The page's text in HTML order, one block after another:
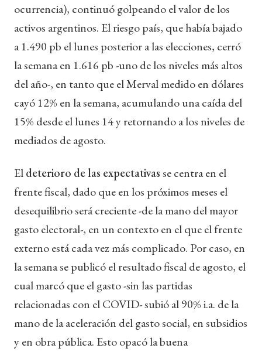
ocurrencia), continuó golpeando el valor de los
activos argentinos. El riesgo país, que había bajado
a 1.490 pb el lunes posterior a las elecciones, cerró
la semana en 1.616 pb -uno de los niveles más altos
del año-, en tanto que el Merval medido en dólares
cayó 12% en la semana, acumulando una caída del
15% desde el lunes 14 y retornando a los niveles de
mediados de agosto.
Eldeterioro de las expectativasse centra en el
frente fiscal, dado que en los próximos meses el
desequilibrio será creciente -de la mano del mayor
gasto electoral-, en un contexto en el que el frente
externo está cada vez más complicado. Por caso, en
la semana se publicó el resultado fiscal de agosto, el
cual marcó que el gasto -sin las partidas
relacionadas con el COVID- subió al 90% i.a. de la
mano de la aceleración del gasto social, en subsidios
y en obra pública. Esto opacó la buena